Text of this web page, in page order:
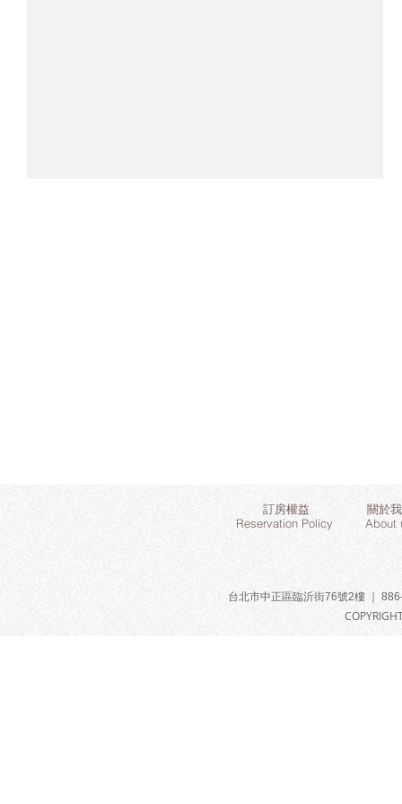
About
台北市中正區臨沂街76號2樓 ｜
Reservation Policy
訂房權益 關於